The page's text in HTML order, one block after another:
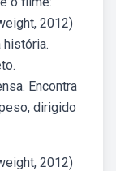
2012)
Encontra
dirigido
2012)